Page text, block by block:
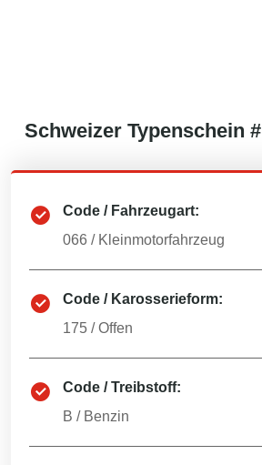
Schweizer Typenschein #
Code / Fahrzeugart:
066 / Kleinmotorfahrzeug
Code / Karosserieform:
175 /Offen
Code / Treibstoff:
B / Benzin